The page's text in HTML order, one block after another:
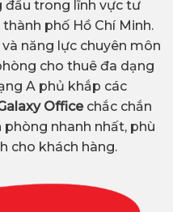
đầu trong lĩnh vực tư
phố Hồ Chí Minh.
năng lực chuyên môn
cho thuê đa dạng
A phủ khắp các
Office chắc chắn
nhanh nhất, phù
cho khách hàng.